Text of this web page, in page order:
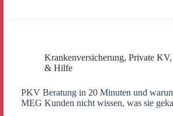
Krankenversicherung, Private KV,
& Hilfe
PKV Beratung in 20 Minuten und
MEG Kunden nicht wissen, was sie